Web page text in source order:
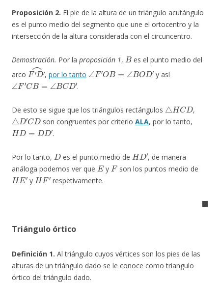
Proposición 2. El pie de la altura de un triángulo acutángulo
es el punto medio del segmento que une el ortocentro y la
intersección de la altura considerada con el circuncentro.
Demostración. Por la proposición 1,
B
es el punto medio del
arco
F′D′
,por lo tanto
∠F′O B= BOD′
y así
∠F′CB=∠ BCD′
.
De esto se sigue que los triángulos rectángulos
△ HCD
,
△D′CD
son congruentes por criterioALA, por lo tanto,
HD=DD′
.
Por lo tanto,
D
es el punto medio de
HD′
, de manera
análoga podemos ver que
E
y
F
son los puntos medio de
HE′
y
HF′
respetivamente.
◼
Triángulo órtico
Definición 1. Al triángulo cuyos vértices son los pies de las
alturas de un triángulo dado se le conoce como triangulo
órtico del triángulo dado.